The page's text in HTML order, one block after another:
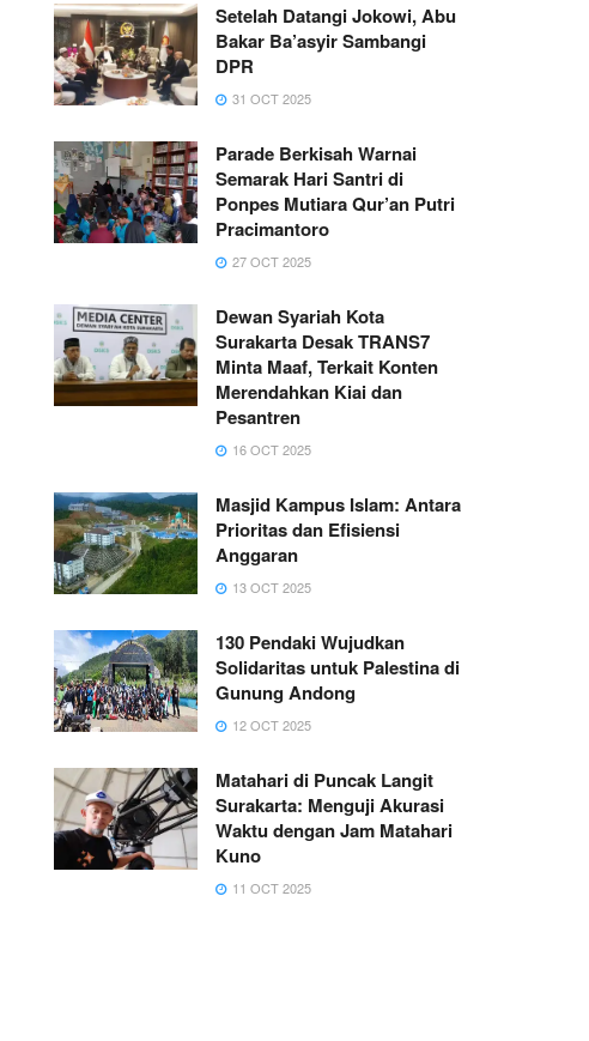
Setelah Datangi Jokowi, Abu
Bakar Ba’asyir Sambangi
DPR
31 OCT 2025
Parade Berkisah Warnai
Semarak Hari Santri di
Ponpes Mutiara Qur’an Putri
Pracimantoro
27 OCT 2025
Dewan Syariah Kota
Surakarta Desak TRANS7
Minta Maaf, Terkait Konten
Merendahkan Kiai dan
Pesantren
16 OCT 2025
Masjid Kampus Islam: Antara
Prioritas dan Efisiensi
Anggaran
13 OCT 2025
130 Pendaki Wujudkan
Solidaritas untuk Palestina di
Gunung Andong
12 OCT 2025
Matahari di Puncak Langit
Surakarta: Menguji Akurasi
Waktu dengan Jam Matahari
Kuno
11 OCT 2025